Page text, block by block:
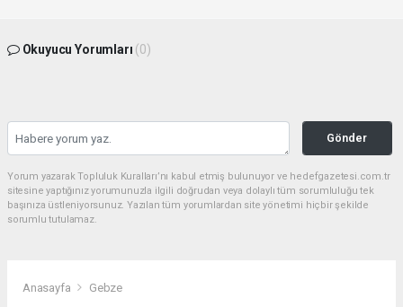
Okuyucu Yorumları (0)
Gönder
Yorum yazarak Topluluk Kuralları’nı kabul etmiş bulunuyor ve hedefgazetesi.com.tr
sitesine yaptığınız yorumunuzla ilgili doğrudan veya dolaylı tüm sorumluluğu tek
başınıza üstleniyorsunuz. Yazılan tüm yorumlardan site yönetimi hiçbir şekilde
sorumlu tutulamaz.
Anasayfa Gebze